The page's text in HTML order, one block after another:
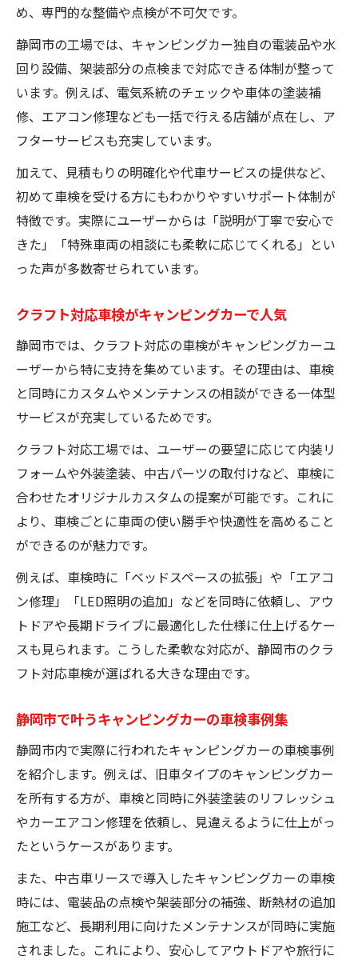
め、専門的な整備や点検が不可欠です。
静岡市の工場では、キャンピングカー独自の電装品や水
回り設備、架装部分の点検まで対応できる体制が整って
います。例えば、電気系統のチェックや車体の塗装補
修、エアコン修理なども一括で行える店舗が点在し、ア
フターサービスも充実しています。
加えて、見積もりの明確化や代車サービスの提供など、
初めて車検を受ける方にもわかりやすいサポート体制が
特徴です。実際にユーザーからは「説明が丁寧で安心で
きた」「特殊車両の相談にも柔軟に応じてくれる」とい
った声が多数寄せられています。
クラフト対応車検がキャンピングカーで人気
静岡市では、クラフト対応の車検がキャンピングカーユ
ーザーから特に支持を集めています。その理由は、車検
と同時にカスタムやメンテナンスの相談ができる一体型
サービスが充実しているためです。
クラフト対応工場では、ユーザーの要望に応じて内装リ
フォームや外装塗装、中古パーツの取付けなど、車検に
合わせたオリジナルカスタムの提案が可能です。これに
より、車検ごとに車両の使い勝手や快適性を高めること
ができるのが魅力です。
例えば、車検時に「ベッドスペースの拡張」や「エアコ
ン修理」「LED照明の追加」などを同時に依頼し、アウ
トドアや長期ドライブに最適化した仕様に仕上げるケー
スも見られます。こうした柔軟な対応が、静岡市のクラ
フト対応車検が選ばれる大きな理由です。
静岡市で叶うキャンピングカーの車検事例集
静岡市内で実際に行われたキャンピングカーの車検事例
を紹介します。例えば、旧車タイプのキャンピングカー
を所有する方が、車検と同時に外装塗装のリフレッシュ
やカーエアコン修理を依頼し、見違えるように仕上がっ
たというケースがあります。
また、中古車リースで導入したキャンピングカーの車検
時には、電装品の点検や架装部分の補強、断熱材の追加
施工など、長期利用に向けたメンテナンスが同時に実施
されました。これにより、安心してアウトドアや旅行に